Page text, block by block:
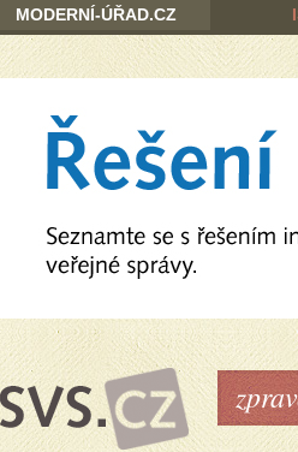
MODERNÍ-ÚŘAD.CZ